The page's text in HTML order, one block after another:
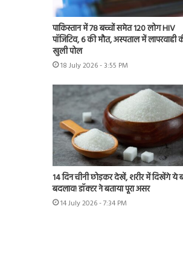
पाकिस्तान में 78 बच्चों समेत 120 लोग HIV
पॉजिटिव, 6 की मौत, अस्पताल में लापरवाही
खुली पोल
18 July 2026 - 3:55 PM
14 दिन चीनी छोड़कर देखें, शरीर में दिखेंगे ये
बदलाव! डॉक्टर ने बताया पूरा असर
14 July 2026 - 7:34 PM